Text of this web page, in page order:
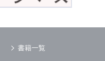
書籍一覧